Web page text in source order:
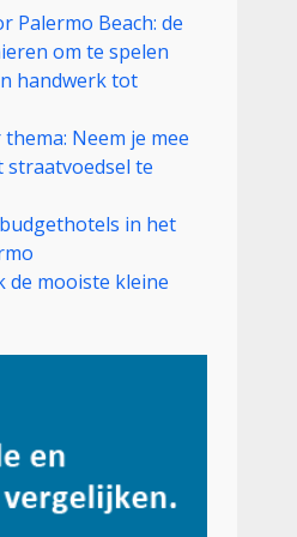
Palermo Beach: de
om te spelen
handwerk tot
Neem je mee
straatvoedsel te
in het
de mooiste kleine